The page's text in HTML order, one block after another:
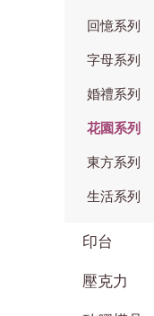
回憶系列
字母系列
婚禮系列
花園系列
東方系列
生活系列
印台
壓克力